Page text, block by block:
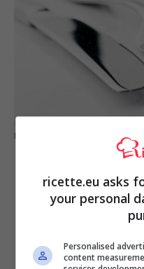
Ecco perché si usa questo
ricette.eu asks
your personal
Personalised
content